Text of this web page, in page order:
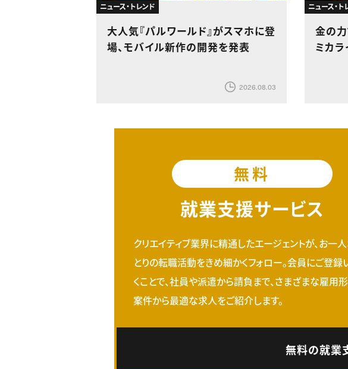
ニュース・トレンド
大人気『パルワールド』がスマホに登
場、モバイル新作の開発を発表
2026.08.03
ニュース・ト
金の
ミカ
無料
就業支援サービス
クリエイティブ業界に精通したエージェントが、お一
とりの転職活動をきめ細かくフォロー。会員にご登録
くことで、社員や派遣から請負まで、さまざまな雇用
案件から最適な求人をご紹介します。
無料の就業